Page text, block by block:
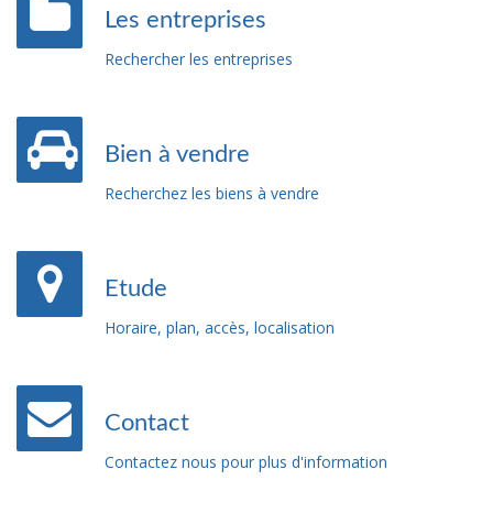
Les entreprises
Rechercher les entreprises
Bien à vendre
Recherchez les biens à vendre
Etude
Horaire, plan, accès, localisation
Contact
Contactez nous pour plus d'information